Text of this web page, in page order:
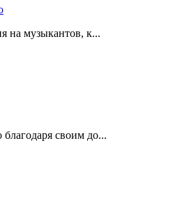
на музыкантов, к...
своим до...